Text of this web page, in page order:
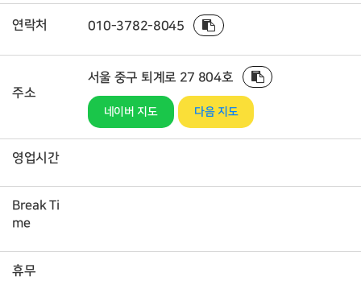
연락처 010-3782-8045
주소
서울 중구 퇴계로 27 804호
네이버 지도 다음 지도
영업시간
Break Ti
me
휴무